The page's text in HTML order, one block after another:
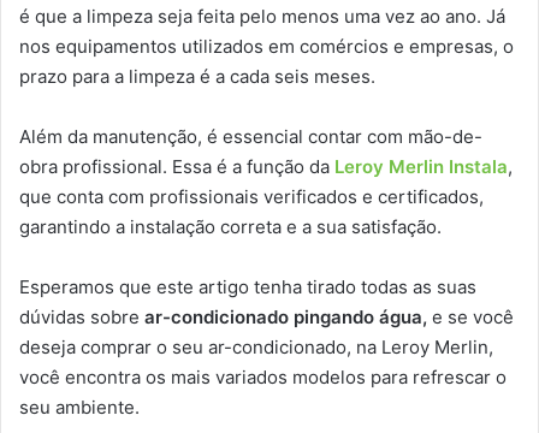
é que a limpeza seja feita pelo menos uma vez ao ano. Já
nos equipamentos utilizados em comércios e empresas, o
prazo para a limpeza é a cada seis meses.
Além da manutenção, é essencial contar com mão-de-
obra profissional. Essa é a função da Leroy Merlin Instala,
que conta com profissionais verificados e certificados,
garantindo a instalação correta e a sua satisfação.
Esperamos que este artigo tenha tirado todas as suas
dúvidas sobre ar-condicionado pingando água, e se você
deseja comprar o seu ar-condicionado, na Leroy Merlin,
você encontra os mais variados modelos para refrescar o
seu ambiente.